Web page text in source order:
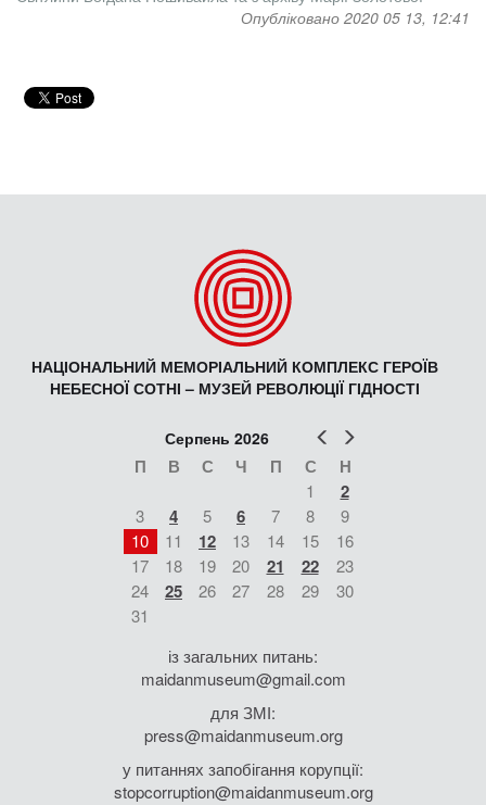
Опубліковано 2020 05 13, 12:41
НАЦІОНАЛЬНИЙ МЕМОРІАЛЬНИЙ КОМПЛЕКС ГЕРОЇВ
НЕБЕСНОЇ СОТНІ – МУЗЕЙ РЕВОЛЮЦІЇ ГІДНОСТІ
Попер
Серпень 2026
П В С Ч П С Н
1 2
3 4 5 6 7 8
9
10
11 12 13 14 15
16
17
18 19 20 21 22
23
24
25 26 27 28 29
30
31
із загальних питань:
maidanmuseum@gmail.com
для ЗМІ:
press@maidanmuseum.org
у питаннях запобігання корупції:
stopcorruption@maidanmuseum.org